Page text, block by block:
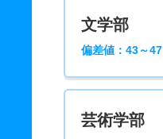
文学部
偏差値：43～47
芸術学部